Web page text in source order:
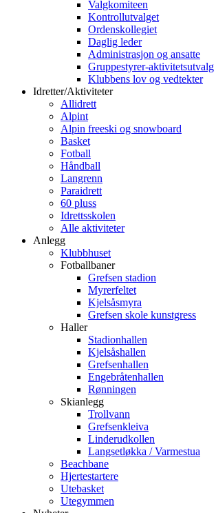
Valgkomiteen
Kontrollutvalget
Ordenskollegiet
Daglig leder
Administrasjon og ansatte
Gruppestyrer-aktivitetsutvalg
Klubbens lov og vedtekter
Idretter/Aktiviteter
Allidrett
Alpint
Alpin freeski og snowboard
Basket
Fotball
Håndball
Langrenn
Paraidrett
60 pluss
Idrettsskolen
Alle aktiviteter
Anlegg
Klubbhuset
Fotballbaner
Grefsen stadion
Myrerfeltet
Kjelsåsmyra
Grefsen skole kunstgress
Haller
Stadionhallen
Kjelsåshallen
Grefsenhallen
Engebråtenhallen
Rønningen
Skianlegg
Trollvann
Grefsenkleiva
Linderudkollen
Langsetløkka / Varmestua
Beachbane
Hjertestartere
Utebasket
Utegymmen